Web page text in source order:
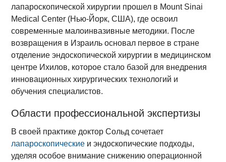
лапароскопической хирургии прошел в Mount Sinai
Medical Center (Нью-Йорк, США), где освоил
современные малоинвазивные методики. После
возвращения в Израиль основал первое в стране
отделение эндоскопической хирургии в медицинском
центре Ихилов, которое стало базой для внедрения
инновационных хирургических технологий и
обучения специалистов.
Области профессиональной экспертизы
В своей практике доктор Сольд сочетает
лапароскопические и эндоскопические подходы,
уделяя особое внимание снижению операционной